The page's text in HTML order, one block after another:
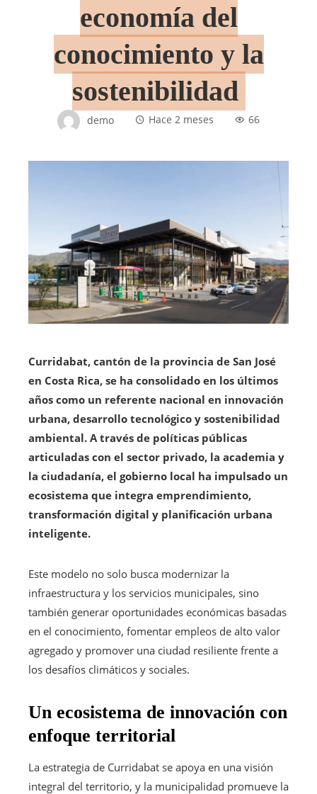
economía del
conocimiento y la
sostenibilidad
demo Hace 2 meses 66
Curridabat, cantón de la provincia de San José
en Costa Rica, se ha consolidado en los últimos
años como un referente nacional en innovación
urbana, desarrollo tecnológico y sostenibilidad
ambiental. A través de políticas públicas
articuladas con el sector privado, la academia y
la ciudadanía, el gobierno local ha impulsado un
ecosistema que integra emprendimiento,
transformación digital y planificación urbana
inteligente.
Este modelo no solo busca modernizar la
infraestructura y los servicios municipales, sino
también generar oportunidades económicas basadas
en el conocimiento, fomentar empleos de alto valor
agregado y promover una ciudad resiliente frente a
los desafíos climáticos y sociales.
Un ecosistema de innovación con
enfoque territorial
La estrategia de Curridabat se apoya en una visión
integral del territorio, y la municipalidad promueve la